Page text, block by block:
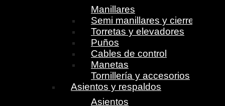
Manillares
Semi manillares y cierres
Torretas y elevadores
Puños
Cables de control
Manetas
Tornillería y accesorios
Asientos y respaldos
Asientos